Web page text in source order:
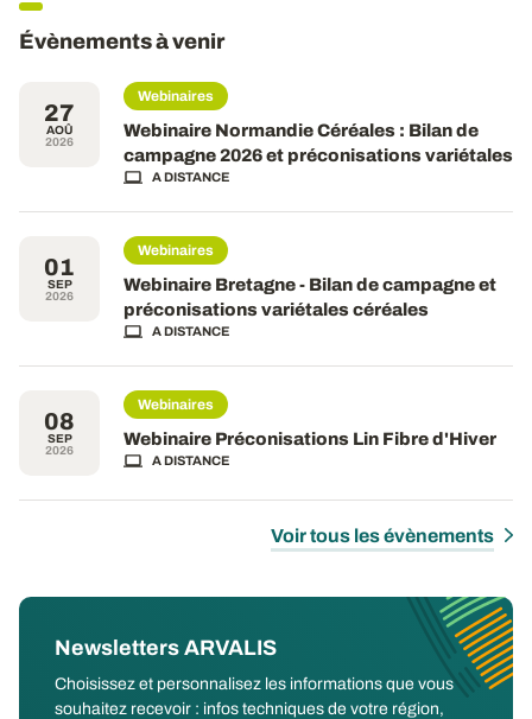
Évènements à venir
27
AOÛ
2026
Webinaires
Webinaire Normandie Céréales : Bilan de
campagne 2026 et préconisations variétales
A DISTANCE
01
SEP
2026
Webinaires
Webinaire Bretagne - Bilan de campagne et
préconisations variétales céréales
A DISTANCE
08
SEP
2026
Webinaires
Webinaire Préconisations Lin Fibre d'Hiver
A DISTANCE
Voir tous les évènements
Newsletters ARVALIS
Choisissez et personnalisez les informations que vous
souhaitez recevoir : infos techniques de votre région,